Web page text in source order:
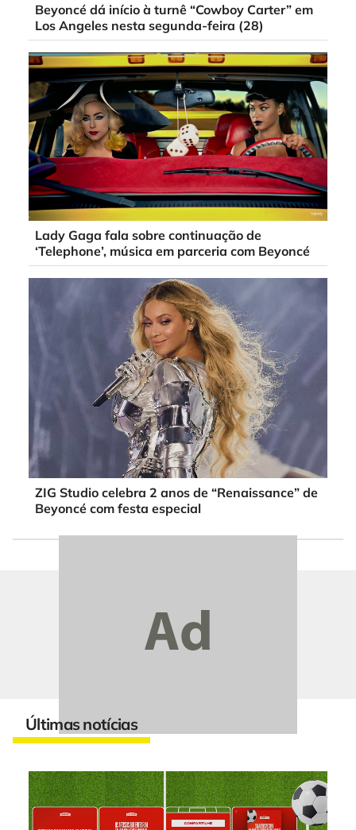
Beyoncé dá início à turnê “Cowboy Carter” em
Los Angeles nesta segunda-feira (28)
Lady Gaga fala sobre continuação de
‘Telephone’, música em parceria com Beyoncé
ZIG Studio celebra 2 anos de “Renaissance” de
Beyoncé com festa especial
Últimas notícias